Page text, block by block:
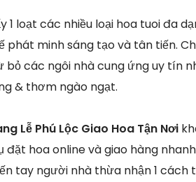
loạt các nhiều loại hoa tuoi đa
phát minh sáng tạo và tân tiến.
các ngôi nhà cung ứng uy tín
& thơm ngào ngạt.
Lễ Phú Lộc Giao Hoa Tận Nơi
hoa online và giao hàng
tay người nhà thừa nhận 1 cách